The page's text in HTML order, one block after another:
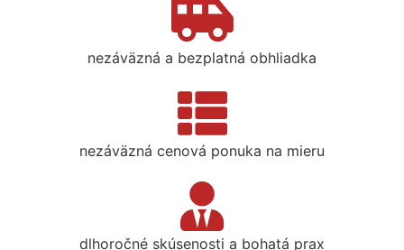
nezáväzná a bezplatná obhliadka
nezáväzná cenová ponuka na mieru
dlhoročné skúsenosti a bohatá prax